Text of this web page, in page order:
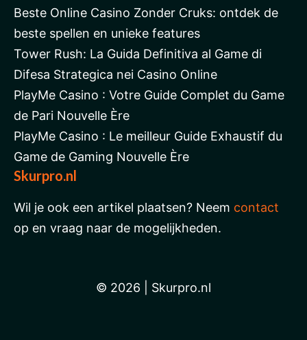
Beste Online Casino Zonder Cruks: ontdek de
beste spellen en unieke features
Tower Rush: La Guida Definitiva al Game di
Difesa Strategica nei Casino Online
PlayMe Casino : Votre Guide Complet du Game
de Pari Nouvelle Ère
PlayMe Casino : Le meilleur Guide Exhaustif du
Game de Gaming Nouvelle Ère
Skurpro.nl
Wil je ook een artikel plaatsen? Neem contact
op en vraag naar de mogelijkheden.
© 2026 | Skurpro.nl